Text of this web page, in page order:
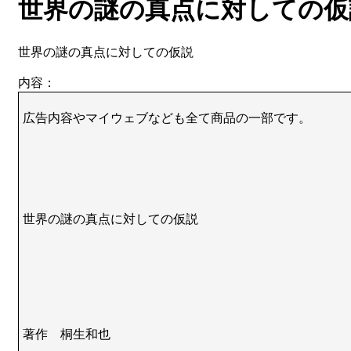
世界の謎の真点に対しての
世界の謎の真点に対しての仮説
内容：
広告内容やマイウェブなども全て商品の一部です。
世界の謎の真点に対しての仮説
著作 桐生和也